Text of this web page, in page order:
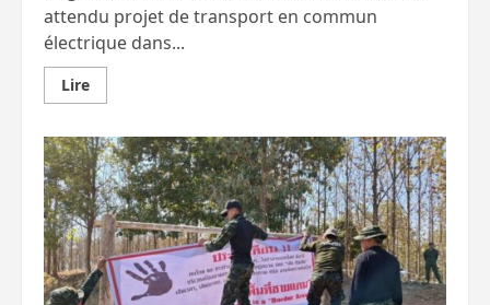
attendu projet de transport en commun
électrique dans...
LireEn
savoir
Le
projet
de
tramway
de
Korat
est
acté.
Enfin,
les
ennuis